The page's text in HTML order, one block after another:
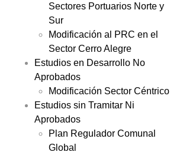
Sectores Portuarios Norte y
Sur
Modificación al PRC en el
Sector Cerro Alegre
Estudios en Desarrollo No
Aprobados
Modificación Sector Céntrico
Estudios sin Tramitar Ni
Aprobados
Plan Regulador Comunal
Global